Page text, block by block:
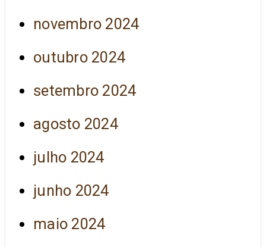
novembro 2024
outubro 2024
setembro 2024
agosto 2024
julho 2024
junho 2024
maio 2024